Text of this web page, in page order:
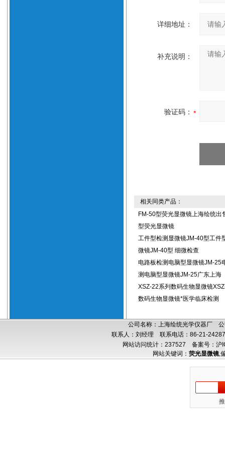
详细地址：
补充说明：
验证码：
相关同类产品：
FM-50型荧光显微镜上海绘统出
型荧光显微镜
工件型检测显微镜JM-40型工件
微镜JM-40型 细微检查
电路板检测电脑型显微镜JM-25
测电脑型显微镜JM-25广东上海
XSZ-22系列数码生物显微镜
数码生物显微镜*医学临床检测
公司名称：上海绘统光学仪器厂
联系人：刘经理 联系电话：86-21-
网站访问统计：237527 备案号：沪
网站关键词： 荧光显微镜,